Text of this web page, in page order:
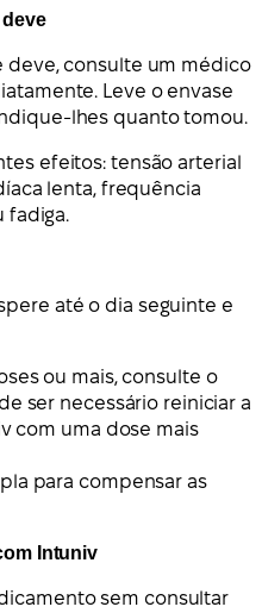
deve, consulte um médico
Leve o envase
lhes quanto tomou.
efeitos: tensão arterial
lenta, frequência
fadiga.
até o dia seguinte e
ou mais, consulte o
ser necessário reiniciar a
com uma dose mais
para compensar as
Intuniv
sem consultar